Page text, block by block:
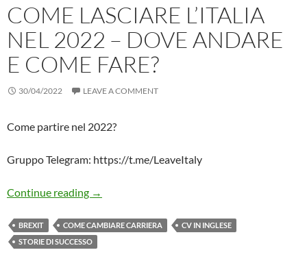
COME LASCIARE L’ITALIA
NEL 2022 – DOVE ANDARE
E COME FARE?
30/04/2022 LEAVE A COMMENT
Come partire nel 2022?
Gruppo Telegram: https://t.me/LeaveItaly
Continue reading Come Lasciare L’Italia nel 2022 – Dove
→
BREXIT COME CAMBIARE CARRIERA
CV IN INGLESE
STORIE DI SUCCESSO